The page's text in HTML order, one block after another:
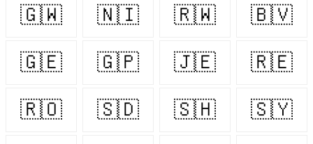
🇬🇼 🇳🇮 🇷🇼 🇧🇻
🇬🇪 🇬🇵 🇯🇪 🇷🇪
🇷🇴 🇸🇩 🇸🇭 🇸🇾